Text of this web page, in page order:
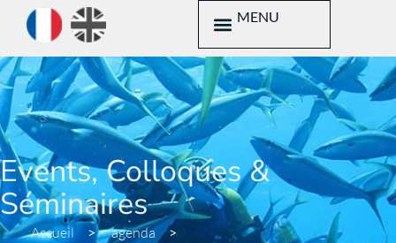
MENU
Events, Colloques &
Séminaires
Accueil > agenda >